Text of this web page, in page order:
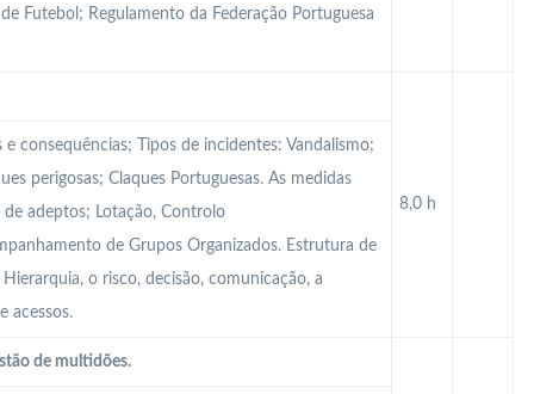
Futebol; Regulamento da Federação Portuguesa
8,0 h
consequências; Tipos de incidentes: Vandalismo;
perigosas; Claques Portuguesas. As medidas
adeptos; Lotação, Controlo
de Grupos Organizados. Estrutura de
o risco, decisão, comunicação, a
acessos.
de multidões.